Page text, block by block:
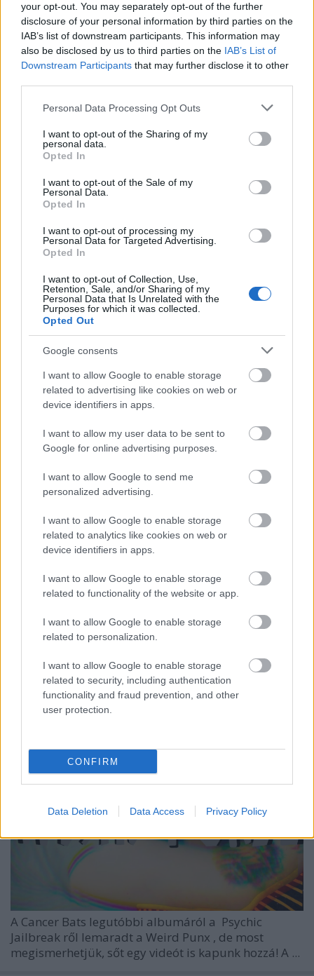
your opt-out. You may separately opt-out of the further
disclosure of your personal information by third parties on the
IAB’s list of downstream participants. This information may
also be disclosed by us to third parties on the IAB’s List of
Downstream Participants that may further disclose it to other
Please note that this website/app uses one or more Google
not limited to your visit or usage behaviour. You may click to
grant or deny consent to Google and its third-party tags to
use your data for below specified purposes in below Google
consent section.
Personal Data Processing Opt Outs
I want to opt-out of the Sharing of my
personal data.
Opted In
I want to opt-out of the Sale of my
Personal Data.
Opted In
I want to opt-out of processing my
Personal Data for Targeted Advertising.
Opted In
I want to opt-out of Collection, Use,
Retention, Sale, and/or Sharing of my
Personal Data that Is Unrelated with the
Purposes for which it was collected.
Opted Out
Google consents
I want to allow Google to enable storage
related to advertising like cookies on web or
device identifiers in apps.
I want to allow my user data to be sent to
Google for online advertising purposes.
I want to allow Google to send me
personalized advertising.
I want to allow Google to enable storage
related to analytics like cookies on web or
device identifiers in apps.
I want to allow Google to enable storage
related to functionality of the website or app.
I want to allow Google to enable storage
related to personalization.
I want to allow Google to enable storage
related to security, including authentication
functionality and fraud prevention, and other
user protection.
CONFIRM
Data Deletion Data Access Privacy Policy
Az augusztust a Converge és barátai
társaságában kezdjük!
KoaX 2024. április 16.
A nyár utolsó hónapját pontosan tudjuk, hogy Te is
a Dürer Kertben fogod kezdeni. Miért? Mert a Cudi
Purcinak és az Emptiness Bookingnak ...
A Cancer Bats újra hallat magáról
2023. október 12.
A Cancer Bats legutóbbi albumáról a Psychic
Jailbreak ről lemaradt a Weird Punx , de most
megismerhetjük, sőt egy videót is kapunk hozzá! A ...